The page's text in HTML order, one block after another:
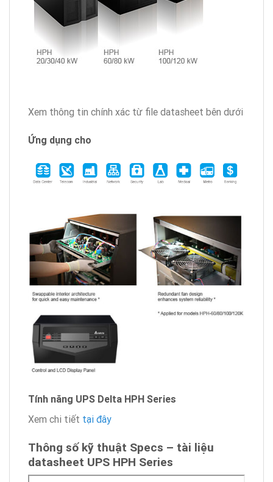
Xem thông tin chính xác từ file datasheet bên dưới
Ứng dụng cho
Tính năng UPS Delta HPH Series
Xem chi tiết tại đây
Thông số kỹ thuật Specs – tài liệu
datasheet UPS HPH Series